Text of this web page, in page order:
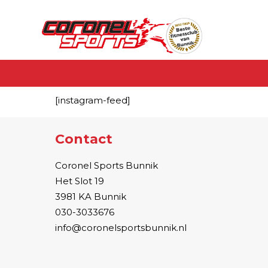
[instagram-feed]
Contact
Coronel Sports Bunnik
Het Slot 19
3981 KA Bunnik
030-3033676
info@coronelsportsbunnik.nl